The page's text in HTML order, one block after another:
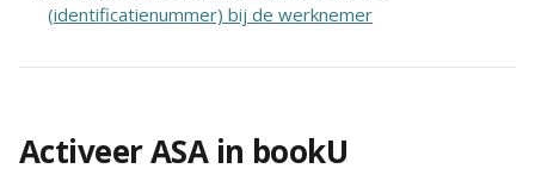
(identificatienummer) bij de werknemer
Activeer ASA in bookU